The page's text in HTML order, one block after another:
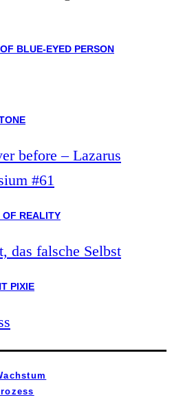
before – Lazarus
#61
das falsche Selbst